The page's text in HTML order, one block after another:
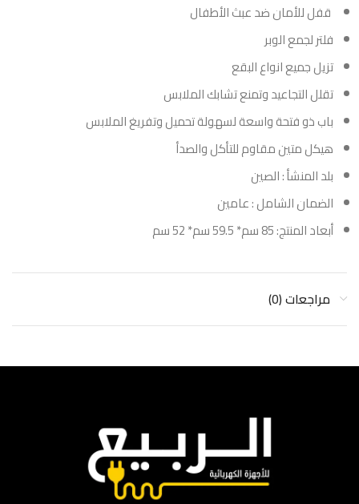
قفل للأمان ضد عبث الأطفال
فلتر لجمع الوبر
تزيل جميع انواع البقع
تقلل التجاعيد وتمنع تشابك الملابس
باب ذو فتحة واسعة لسهولة تحميل وتفريغ الملابس
هيكل متين مقاوم للتأكل والصدأ
بلد المنشأ : الصين
الضمان الشامل : عامين
أبعاد المنتج: 85 سم* 59.5 سم* 52 سم
مراجعات (0)